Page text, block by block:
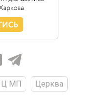
МП Церква